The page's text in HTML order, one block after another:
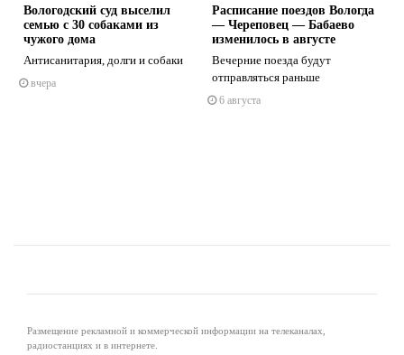
Вологодский суд выселил
семью с 30 собаками из
чужого дома
Антисанитария, долги и собаки
вчера
Расписание поездов Вологда
— Череповец — Бабаево
изменилось в августе
Вечерние поезда будут
отправляться раньше
6 августа
Размещение рекламной и коммерческой информации на телеканалах,
радиостанциях и в интернете.